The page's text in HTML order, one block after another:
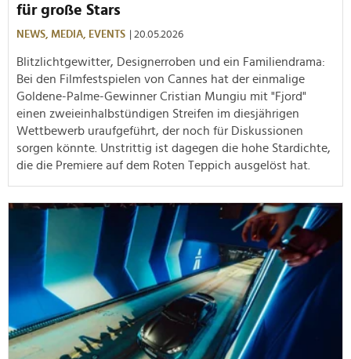
für große Stars
NEWS, MEDIA, EVENTS | 20.05.2026
Blitzlichtgewitter, Designerroben und ein Familiendrama:
Bei den Filmfestspielen von Cannes hat der einmalige
Goldene-Palme-Gewinner Cristian Mungiu mit "Fjord"
einen zweieinhalbstündigen Streifen im diesjährigen
Wettbewerb uraufgeführt, der noch für Diskussionen
sorgen könnte. Unstrittig ist dagegen die hohe Stardichte,
die die Premiere auf dem Roten Teppich ausgelöst hat.